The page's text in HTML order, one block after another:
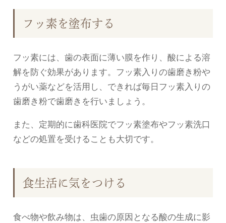
フッ素を塗布する
フッ素には、歯の表面に薄い膜を作り、酸による溶
解を防ぐ効果があります。フッ素入りの歯磨き粉や
うがい薬などを活用し、できれば毎日フッ素入りの
歯磨き粉で歯磨きを行いましょう。
また、定期的に歯科医院でフッ素塗布やフッ素洗口
などの処置を受けることも大切です。
食生活に気をつける
食べ物や飲み物は、虫歯の原因となる酸の生成に影